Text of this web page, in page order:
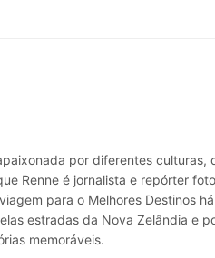
por diferentes culturas,
Renne é jornalista e repórter
para o Melhores Destinos
estradas da Nova Zelândia e
memoráveis.